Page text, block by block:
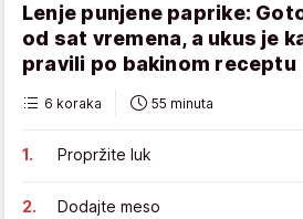
Lenje punjene paprike:
od sat vremena, a ukus je
pravili po bakinom receptu
6 koraka 55 minuta
Propržite luk
Dodajte meso